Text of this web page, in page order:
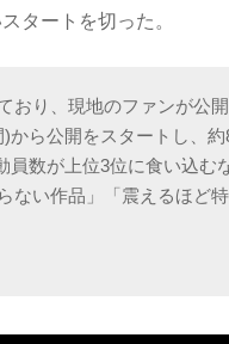
タートを切った。
おり、現地のファンが公
ら公開をスタートし、
数が上位3位に食い込む
ない作品」「震えるほど